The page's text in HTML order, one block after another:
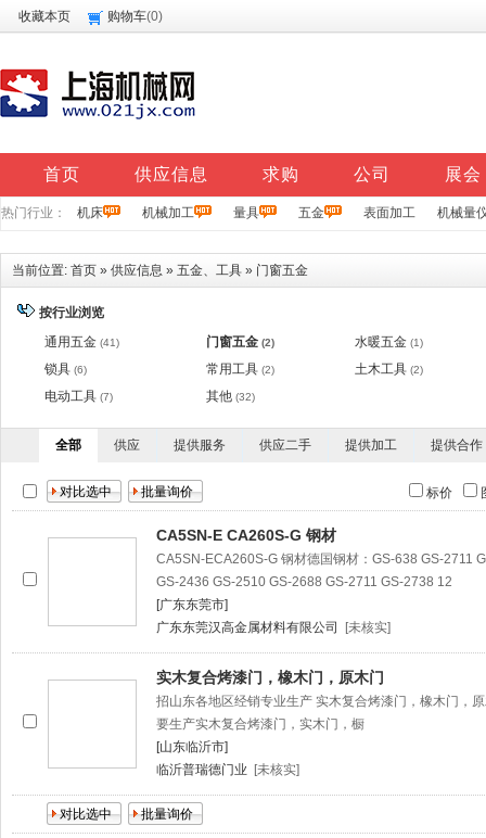
收藏本页 购物车(0)
首页 供应信息 求购 公司 展会
热门行业： 机床 机械加工 量具 五金 表面加工 机械量
当前位置: 首页 » 供应信息 » 五金、工具 » 门窗五金
按行业浏览
通用五金 (41) 门窗五金 (2) 水暖五金 (1)
锁具 (6) 常用工具 (2) 土木工具 (2)
电动工具 (7) 其他 (32)
全部 供应 提供服务 供应二手 提供加工 提供合作
标价
CA5SN-E CA260S-G 钢材
CA5SN-ECA260S-G 钢材德国钢材：GS-638 GS-2711
GS-2436 GS-2510 GS-2688 GS-2711 GS-2738 12
[广东东莞市]
广东东莞汉高金属材料有限公司
[未核实]
实木复合烤漆门，橡木门，原木门
招山东各地区经销专业生产 实木复合烤漆门，橡木门，
要生产实木复合烤漆门，实木门，橱
[山东临沂市]
临沂普瑞德门业
[未核实]